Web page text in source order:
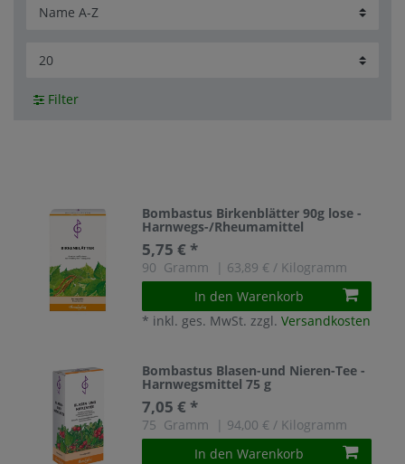
Filter
Bombastus Birkenblätter 90g lose -
Harnwegs-/Rheumamittel
5,75 € *
90 Gramm
| 63,89 € / Kilogramm
In den Warenkorb
* inkl. ges. MwSt. zzgl.Versandkosten
Bombastus Blasen-und Nieren-Tee -
Harnwegsmittel 75 g
7,05 € *
75 Gramm
| 94,00 € / Kilogramm
In den Warenkorb